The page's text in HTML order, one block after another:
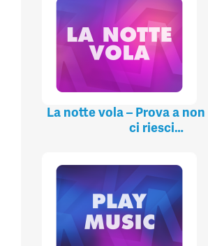
La notte vola – Prova a non
ci riesci…